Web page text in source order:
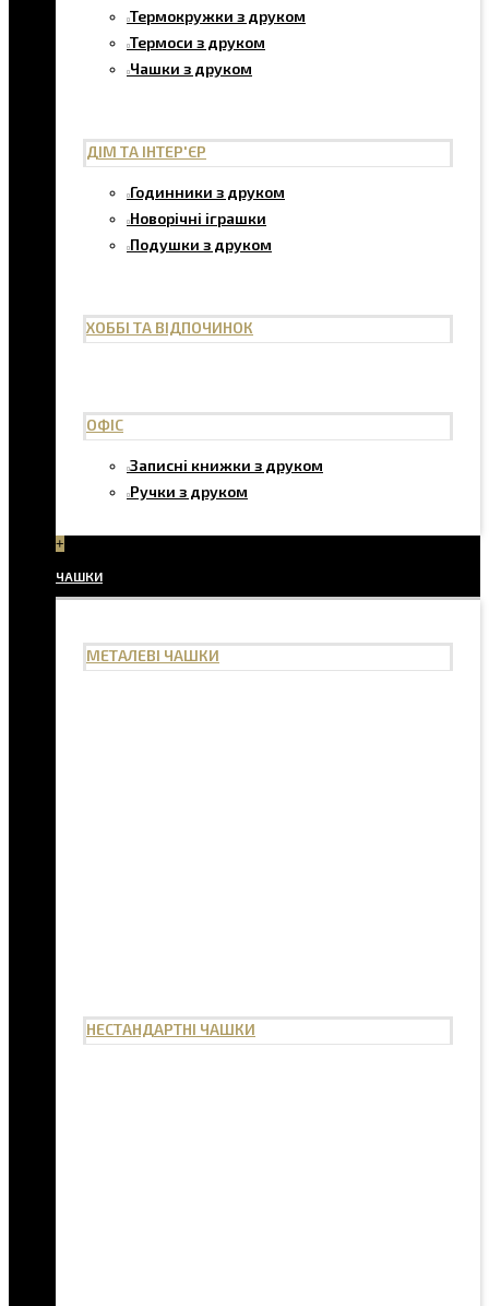
Термокружки з друком
Термоси з друком
Чашки з друком
ДІМ ТА ІНТЕР'ЄР
Годинники з друком
Новорічні іграшки
Подушки з друком
ХОББІ ТА ВІДПОЧИНОК
ОФІС
Записні книжки з друком
Ручки з друком
+
ЧАШКИ
МЕТАЛЕВІ ЧАШКИ
НЕСТАНДАРТНІ ЧАШКИ